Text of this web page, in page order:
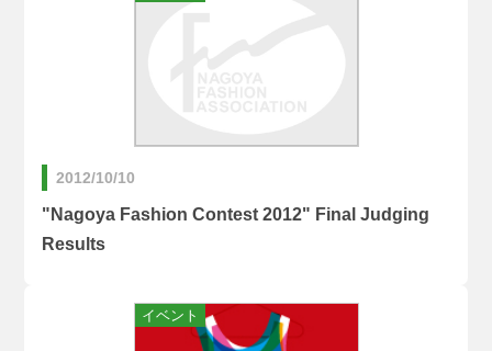
2012/10/10
"Nagoya Fashion Contest 2012" Final Judging
Results